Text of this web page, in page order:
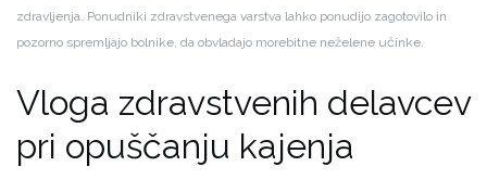
zdravljenja. Ponudniki zdravstvenega varstva lahko ponudijo zagotovilo in
pozorno spremljajo bolnike, da obvladajo morebitne neželene učinke.
Vloga zdravstvenih delavcev
pri opuščanju kajenja